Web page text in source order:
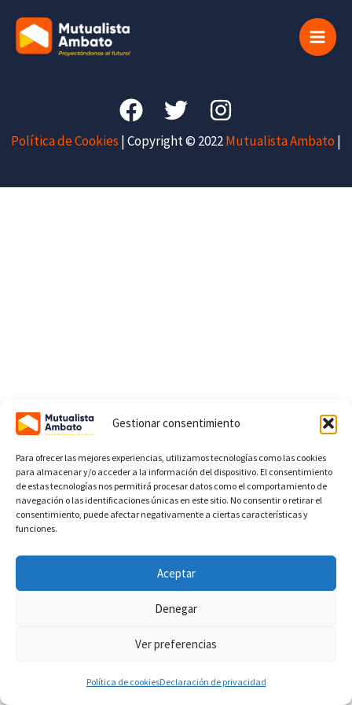
Gestionar consentimiento
Para ofrecer las mejores experiencias, utilizamos tecnologías como las cookies
para almacenar y/o acceder a la información del dispositivo. El consentimiento
de estas tecnologías nos permitirá procesar datos como el comportamiento de
navegación o las identificaciones únicas en este sitio. No consentir o retirar el
consentimiento, puede afectar negativamente a ciertas características y
funciones.
Aceptar
Denegar
Ver preferencias
Política de cookiesDeclaración de privacidad
contenido
Main
Política de Cookies | Copyright © 2022Mutualista Ambato |